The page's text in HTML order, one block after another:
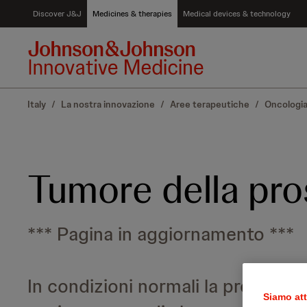
c
Discover J&J Medicines & therapies Medical devices & technology
Italy / La nostra innovazione / Aree terapeutiche / Oncologia
Tumore della
*** Pagina in aggiornamento ***
In condizioni normali la prostata
Siamo